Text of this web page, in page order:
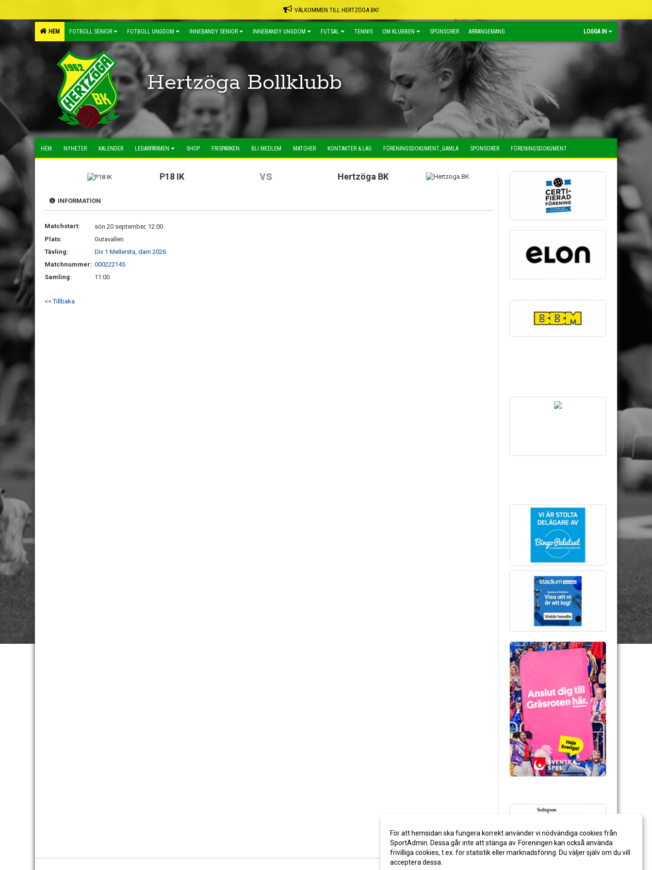
VÄLKOMMEN TILL HERTZÖGA BK!
HEM FOTBOLL SENIOR FOTBOLL UNGDOM INNEBANDY SENIOR INNEBANDY UNGDOM FUTSAL TENNIS OM KLUBBEN SPONSORER ARRANGEMANG LOGGA IN
Hertzöga Bollklubb
HEM NYHETER KALENDER LEDARPÄRMEN SHOP FRISPARKEN BLI MEDLEM MATCHER KONTAKTER & LAG FÖRENINGSDOKUMENT_GAMLA SPONSORER FÖRENINGSDOKUMENT
P18 IK vs Hertzöga BK
INFORMATION
Matchstart:
sön 20 september, 12:00
Plats:
Gutavallen
Tävling:
Div 1 Mellersta, dam 2026
Matchnummer: 000222145
Samling:
11:00
<< Tillbaka
För att hemsidan ska fungera korrekt använder vi nödvändiga cookies från
SportAdmin. Dessa går inte att stänga av. Föreningen kan också använda
frivilliga cookies, t.ex. för statistik eller marknadsföring. Du väljer själv om du vill
acceptera dessa.